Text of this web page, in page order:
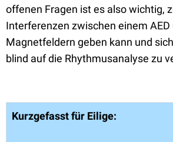
offenen Fragen ist es also wichtig,
Interferenzen zwischen einem AED
Magnetfeldern geben kann und
blind auf die Rhythmusanalyse zu
Kurzgefasst für Eilige: